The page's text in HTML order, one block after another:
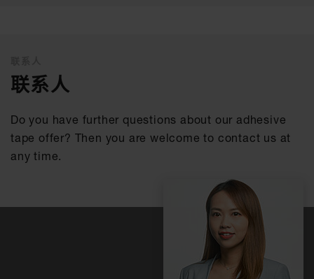
联系人
Do you have further questions about our adhesive
tape offer? Then you are welcome to contact us at
any time.